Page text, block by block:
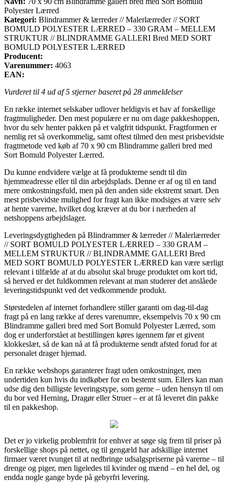
Polyester Lærred
Kategori: Blindrammer & lærreder // Malerlærreder // SORT
BOMULD POLYESTER LÆRRED – 330 GRAM – MELLEM
STRUKTUR // BLINDRAMME GALLERI Bred MED SORT
BOMULD POLYESTER LÆRRED
Producent:
Varenummer: 4063
EAN:
Vurderet til 4 ud af 5 stjerner baseret på 28 anmeldelser
En række internet selskaber udlover heldigvis et hav af forskellige
fragtmuligheder. Den mest populære er nu om dage pakkeshoppen,
hvor du selv henter pakken på et valgfrit tidspunkt. Fragtformen er
nemlig ret så overkommelig, samt oftest tilmed den mest prisbevidste
fragtmetode ved køb af 70 x 90 cm Blindramme galleri bred med
Sort Bomuld Polyester Lærred.
Du kunne endvidere vælge at få produkterne sendt til din
hjemmeadresse eller til din arbejdsplads. Denne er af og til en tand
mere omkostningsfuld, men på den anden side ekstremt smart. Den
mest prisbevidste mulighed for fragt kan ikke modsiges at være selv
at hente varerne, hvilket dog kræver at du bor i nærheden af
netshoppens arbejdslager.
Leveringsdygtigheden på Blindrammer & lærreder // Malerlærreder
// SORT BOMULD POLYESTER LÆRRED – 330 GRAM –
MELLEM STRUKTUR // BLINDRAMME GALLERI Bred
MED SORT BOMULD POLYESTER LÆRRED kan være særligt
relevant i tilfælde af at du absolut skal bruge produktet om kort tid,
så herved er det fuldkommen relevant at man studerer det anslåede
leveringstidspunkt ved det vedkommende produkt.
Størstedelen af internet forhandlere stiller garanti om dag-til-dag
fragt på en lang række af deres varenumre, eksempelvis 70 x 90 cm
Blindramme galleri bred med Sort Bomuld Polyester Lærred, som
dog er underforstået at bestillingen køres igennem før et givent
klokkeslæt, så de kan nå at få produkterne sendt afsted forud for at
personalet drager hjemad.
En række webshops garanterer fragt uden omkostninger, men
undertiden kun hvis du indkøber for en bestemt sum. Ellers kan man
udse dig den billigste leveringstype, som gerne – uden hensyn til om
du bor ved Herning, Dragør eller Struer – er at få leveret din pakke
til en pakkeshop.
Det er jo virkelig problemfrit for enhver at søge sig frem til priser på
forskellige shops på nettet, og til gengæld har adskillige internet
firmaer været tvunget til at nedbringe udsalgspriserne på varerne – til
drenge og piger, men ligeledes til kvinder og mænd – en hel del, og
endda nogle gange byde på gebyrfri levering.